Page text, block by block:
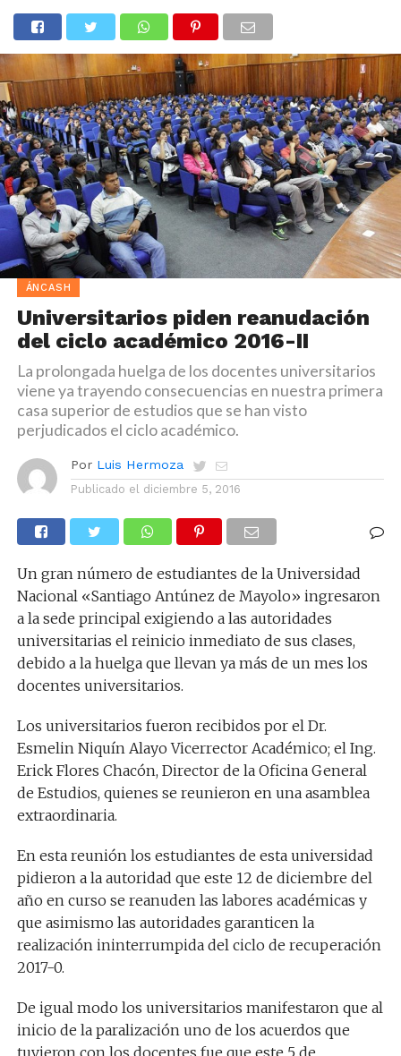
ÁNCASH
Universitarios piden reanudación
del ciclo académico 2016-II
La prolongada huelga de los docentes universitarios
viene ya trayendo consecuencias en nuestra primera
casa superior de estudios que se han visto
perjudicados el ciclo académico.
Por Luis Hermoza
Publicado el diciembre 5, 2016
Un gran número de estudiantes de la Universidad
Nacional «Santiago Antúnez de Mayolo» ingresaron
a la sede principal exigiendo a las autoridades
universitarias el reinicio inmediato de sus clases,
debido a la huelga que llevan ya más de un mes los
docentes universitarios.
Los universitarios fueron recibidos por el Dr.
Esmelin Niquín Alayo Vicerrector Académico; el Ing.
Erick Flores Chacón, Director de la Oficina General
de Estudios, quienes se reunieron en una asamblea
extraordinaria.
En esta reunión los estudiantes de esta universidad
pidieron a la autoridad que este 12 de diciembre del
año en curso se reanuden las labores académicas y
que asimismo las autoridades garanticen la
realización ininterrumpida del ciclo de recuperación
2017-0.
De igual modo los universitarios manifestaron que al
inicio de la paralización uno de los acuerdos que